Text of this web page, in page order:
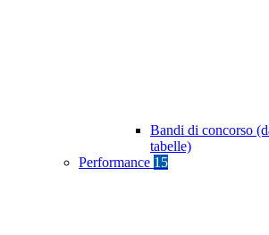
Bandi di concorso
tabelle)
Performance 15